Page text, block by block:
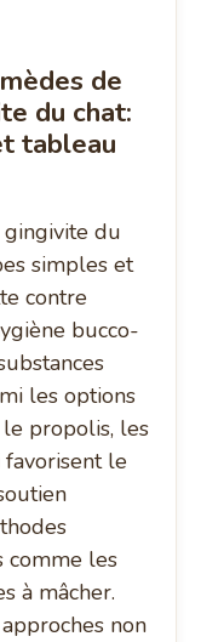
de
du chat:
tableau
du
simples et
contre
bucco-
les options
propolis, les
le
comme les
à mâcher.
non